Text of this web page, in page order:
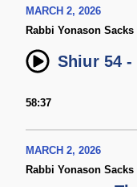
MARCH 2, 2026
Rabbi Yonason Sacks
58:37
MARCH 2, 2026
Rabbi Yonason Sacks